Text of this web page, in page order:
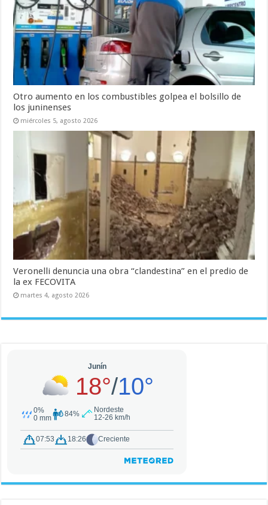
Otro aumento en los combustibles golpea el bolsillo de
los juninenses
miércoles 5, agosto 2026
Veronelli denuncia una obra “clandestina” en el predio de
la ex FECOVITA
martes 4, agosto 2026